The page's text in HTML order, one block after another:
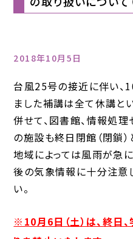
2018年10月5日
台風25号の接近に伴い、
ました補講は全て休講と
併せて、図書館、情報処理
の施設も終日閉館（閉鎖）
地域によっては風雨が急
後の気象情報に十分注意
い。
※10月6日（土）は、終日